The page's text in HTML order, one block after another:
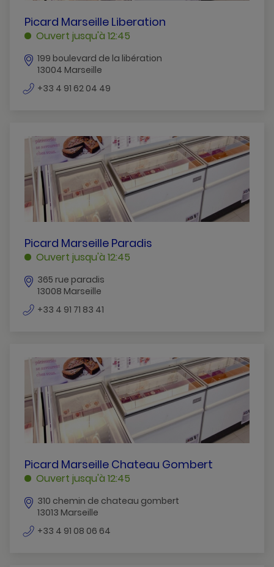
PICARD
MARSEILLE
MARSEILLE
Picard Marseille Liberation
Ouvert jusqu'à 12:45
199 boulevard de la libération
13004 Marseille
+33 4 91 62 04 49
PICARD
MARSEILLE
MARSEILLE
Picard Marseille Paradis
Ouvert jusqu'à 12:45
365 rue paradis
13008 Marseille
+33 4 91 71 83 41
PICARD
MARSEILLE
GOMBERT
MARSEILLE
Picard Marseille Chateau Gombert
Ouvert jusqu'à 12:45
310 chemin de chateau gombert
13013 Marseille
+33 4 91 08 06 64